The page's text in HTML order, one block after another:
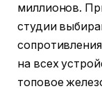
миллионов.
студии
на всех
топовое